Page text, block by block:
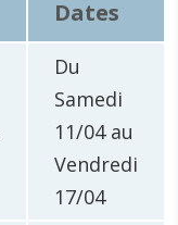
Dates
Du
Samedi
11/04 au
Vendredi
17/04